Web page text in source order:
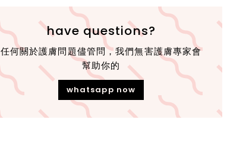
have questions?
任何關於護膚問題儘管問，我們無害護膚專家會
幫助你的
whatsapp now